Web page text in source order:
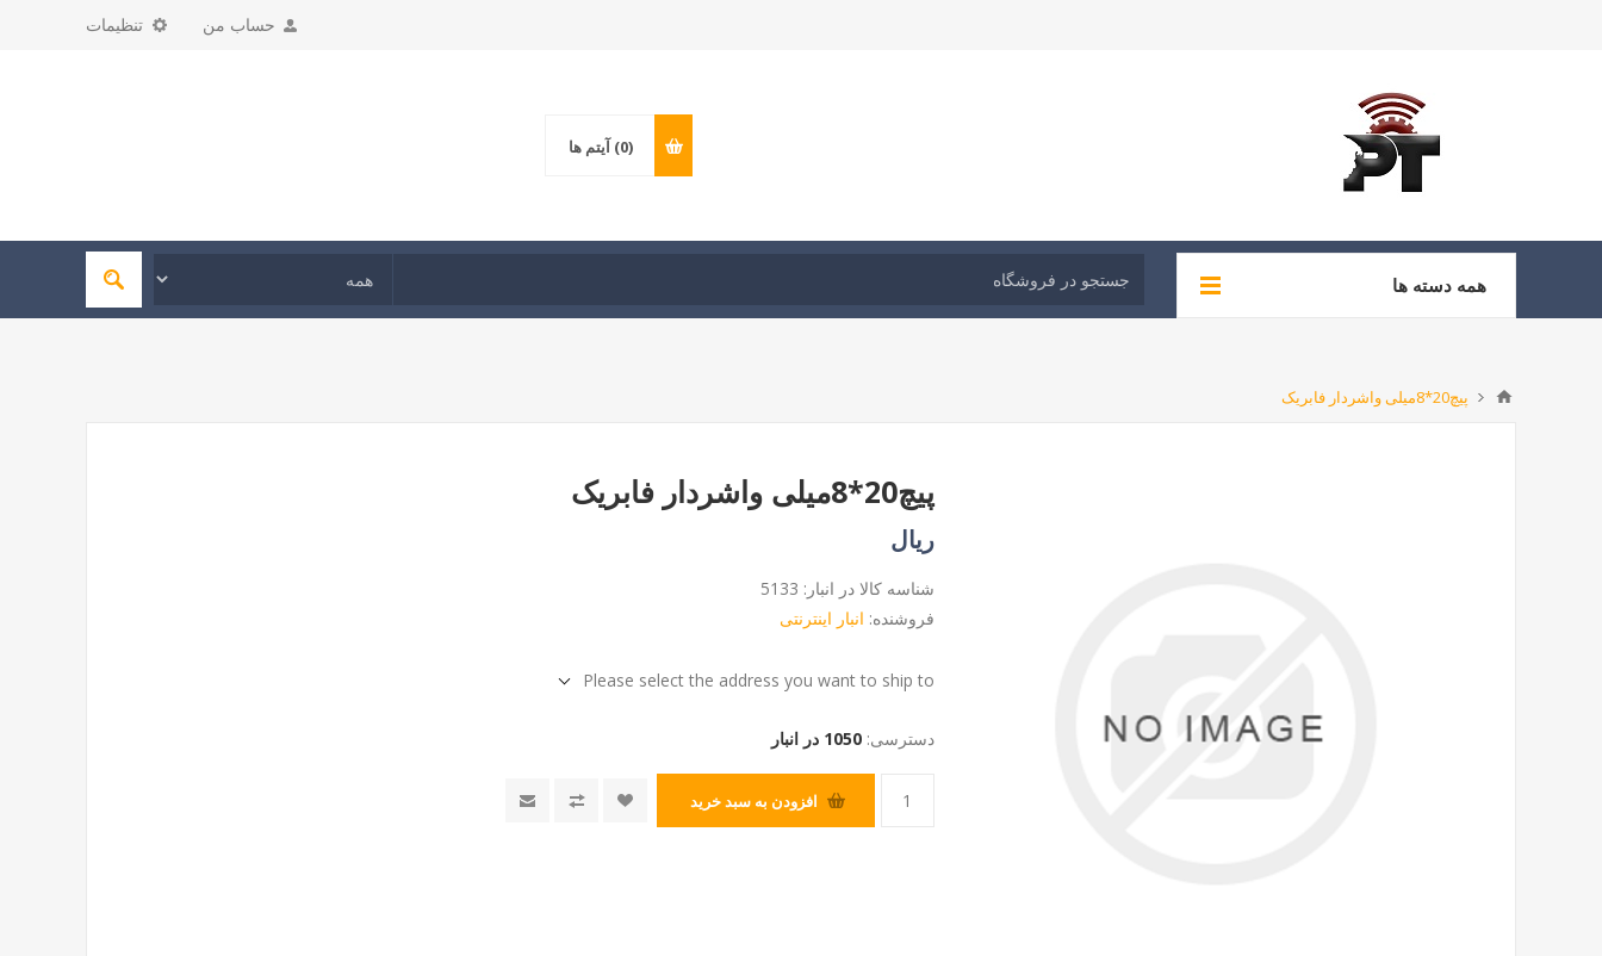
تنظیمات حساب من
(0) آیتم ها
همه دسته ها
پیچ20*8میلی واشردار فابریک
پیچ20*8میلی واشردار فابریک
ریال
شناسه کالا در انبار: 5133
فروشنده: انبار اینترنتی
Please select the address you want to ship to
دسترسی: 1050 در انبار
افزودن به سبد خرید